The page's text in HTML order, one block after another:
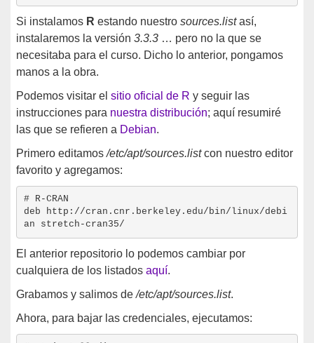
Si instalamos R estando nuestro sources.listasí,
instalaremos la versión 3.3.3 … pero no la que se
necesitaba para el curso. Dicho lo anterior, pongamos
manos a la obra.
Podemos visitar el sitio oficial de R y seguir las
instrucciones para nuestra distribución; aquí resumiré
las que se refieren a Debian.
Primero editamos/etc/apt/sources.listcon nuestro editor
favorito y agregamos:
# R-CRAN
deb http://cran.cnr.berkeley.edu/bin/linux/debi
El anterior repositorio lo podemos cambiar por
cualquiera de los listados aquí.
Grabamos y salimos de/etc/apt/sources.list.
Ahora, para bajar las credenciales, ejecutamos: